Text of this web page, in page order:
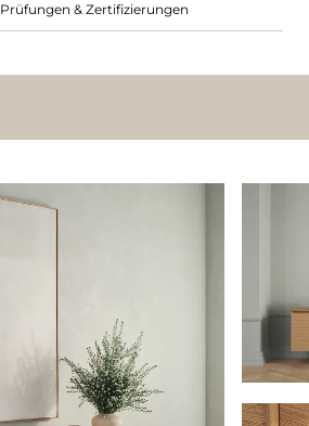
Prüfungen & Zertifizierungen